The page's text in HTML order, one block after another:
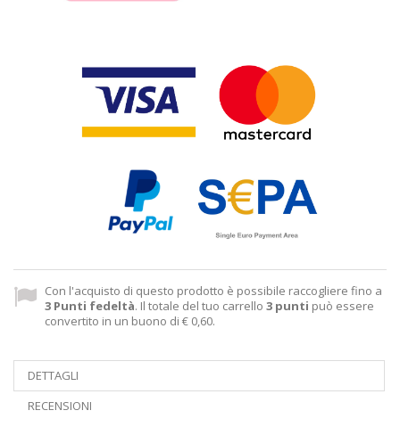
Con l'acquisto di questo prodotto è possibile raccogliere fino a
3 Punti fedeltà. Il totale del tuo carrello 3 punti può essere
convertito in un buono di € 0,60.
DETTAGLI
RECENSIONI